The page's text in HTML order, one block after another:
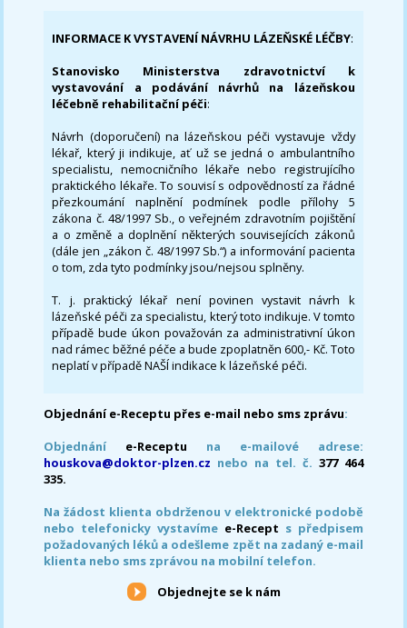
INFORMACE K VYSTAVENÍ NÁVRHU LÁZEŇSKÉ LÉČBY:
Stanovisko Ministerstva zdravotnictví k
vystavování a podávání návrhů na lázeňskou
léčebně rehabilitační péči:
Návrh (doporučení) na lázeňskou péči vystavuje vždy
lékař, který ji indikuje, ať už se jedná o ambulantního
specialistu, nemocničního lékaře nebo registrujícího
praktického lékaře. To souvisí s odpovědností za řádné
přezkoumání naplnění podmínek podle přílohy 5
zákona č. 48/1997 Sb., o veřejném zdravotním pojištění
a o změně a doplnění některých souvisejících zákonů
(dále jen „zákon č. 48/1997 Sb.“) a informování pacienta
o tom, zda tyto podmínky jsou/nejsou splněny.
T. j. praktický lékař není povinen vystavit návrh k
lázeňské péči za specialistu, který toto indikuje. V tomto
případě bude úkon považován za administrativní úkon
nad rámec běžné péče a bude zpoplatněn 600,- Kč. Toto
neplatí v případě NAŠÍ indikace k lázeňské péči.
Objednání e-Receptu přes e-mail nebo sms zprávu:
Objednání e-Receptu na e-mailové adrese:
houskova@doktor-plzen.cz nebo na tel. č. 377 464
335.
Na žádost klienta obdrženou v elektronické podobě
nebo telefonicky vystavíme e-Recept s předpisem
požadovaných léků a odešleme zpět na zadaný e-mail
klienta nebo sms zprávou na mobilní telefon.
Objednejte se k nám